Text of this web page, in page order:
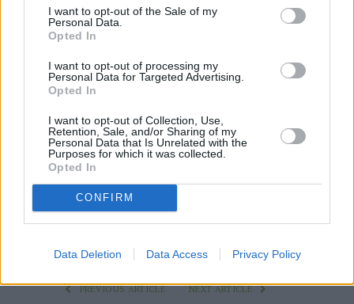
I want to opt-out of the Sale of my
Personal Data.
Opted In
I want to opt-out of processing my
Personal Data for Targeted Advertising.
Opted In
I want to opt-out of Collection, Use,
Retention, Sale, and/or Sharing of my
Personal Data that Is Unrelated with the
Purposes for which it was collected.
Opted In
CONFIRM
Data Deletion Data Access Privacy Policy
Επίδομα συνταξιούχοι
FacebookTwitter PinterestLinkedInTumblr Telegram
PREVIOUS ARTICLE NEXT ARTICLE